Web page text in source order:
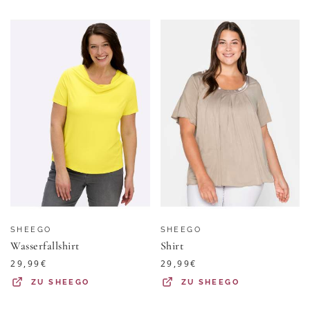
SHEEGO
Wasserfallshirt
29,99€
ZUSHEEGO
SHEEGO
Shirt
29,99€
ZU SHEEGO